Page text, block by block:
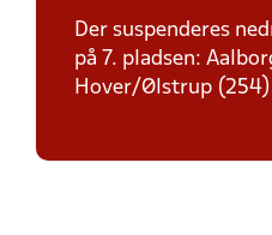
Der suspenderes
på 7. pladsen:
Hover/Ølstrup (254)